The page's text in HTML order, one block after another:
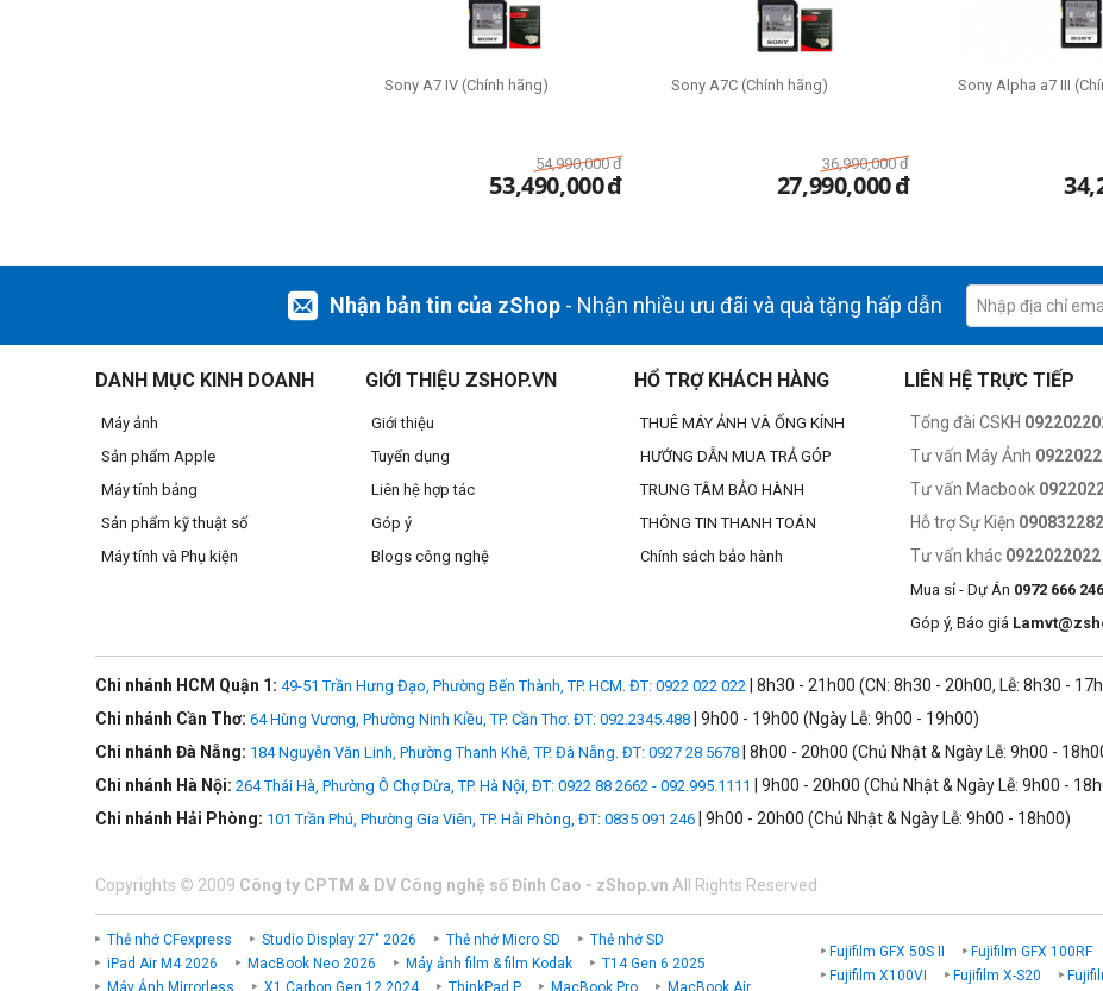
Sony A7 IV (Chính hãng)
54,990,000 đ
53,490,000đ
Sony A7C (Chính hãng)
36,990,000 đ
27,990,000đ
Sony Alpha a7 III
Nhận bản tin của zShop - Nhận nhiều ưu đãi và quà tặng hấp dẫn
DANH MỤC KINH DOANH
Máy ảnh
Sản phẩm Apple
Máy tính bảng
Sản phẩm kỹ thuật số
Máy tính và Phụ kiện
GIỚI THIỆU ZSHOP.VN
Giới thiệu
Tuyển dụng
Liên hệ hợp tác
Góp ý
Blogs công nghệ
HỔ TRỢ KHÁCH HÀNG
THUÊ MÁY ẢNH VÀ ỐNG KÍNH
HƯỚNG DẪN MUA TRẢ GÓP
TRUNG TÂM BẢO HÀNH
THÔNG TIN THANH TOÁN
Chính sách bảo hành
LIÊN HỆ TRỰC TIẾP
Tổng đài CSKH
Tư vấn Máy Ảnh
Tư vấn Macbook
Hỗ trợ Sự Kiện
Tư vấn khác 0922022022
Mua sỉ - Dự Án 0972 666 246
Góp ý, Báo giá
Chi nhánh HCM Quận 1: 49-51 Trần Hưng Đạo, Phường Bến Thành, TP. HCM. ĐT: 0922 022 022 | 8h30 - 21h00 (CN: 8h30 - 20h00, Lễ: 8h30 -
Chi nhánh Cần Thơ: 64 Hùng Vương, Phường Ninh Kiều, TP. Cần Thơ. ĐT: 092.2345.488 | 9h00 - 19h00 (Ngày Lễ: 9h00 - 19h00)
Chi nhánh Đà Nẵng: 184 Nguyễn Văn Linh, Phường Thanh Khê, TP. Đà Nẵng. ĐT: 0927 28 5678 | 8h00 - 20h00 (Chủ Nhật & Ngày Lễ: 9h00 -
Chi nhánh Hà Nội: 264 Thái Hà, Phường Ô Chợ Dừa, TP. Hà Nội, ĐT: 0922 88 2662 - 092.995.1111
| 9h00 - 20h00 (Chủ Nhật & Ngày Lễ: 9h00 -
Chi nhánh Hải Phòng: 101 Trần Phú, Phường Gia Viên, TP. Hải Phòng, ĐT: 0835 091 246 | 9h00 - 20h00 (Chủ Nhật & Ngày Lễ: 9h00 - 18h00)
Copyrights © 2009 Công ty CPTM & DV Công nghệ số Đỉnh Cao - zShop.vn All Rights Reserved
Thẻ nhớ CFexpress Studio Display 27" 2026 Thẻ nhớ Micro SD
Thẻ nhớ SD
iPad Air M4 2026
MacBook Neo 2026 Máy ảnh film & film Kodak
T14 Gen 6 2025
Máy Ảnh Mirrorless
X1 Carbon Gen 12 2024 ThinkPad P MacBook Pro MacBook Air
Fujifilm GFX 50S II Fujifilm GFX 100RF
Fujifilm X100VI
Fujifilm X-S20